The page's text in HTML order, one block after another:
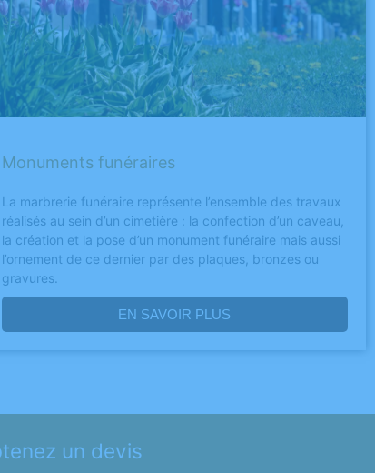
Monuments funéraires
La marbrerie funéraire représente l’ensemble des travaux
réalisés au sein d’un cimetière : la confection d’un caveau,
la création et la pose d’un monument funéraire mais aussi
l’ornement de ce dernier par des plaques, bronzes ou
gravures.
EN SAVOIR PLUS
un devis